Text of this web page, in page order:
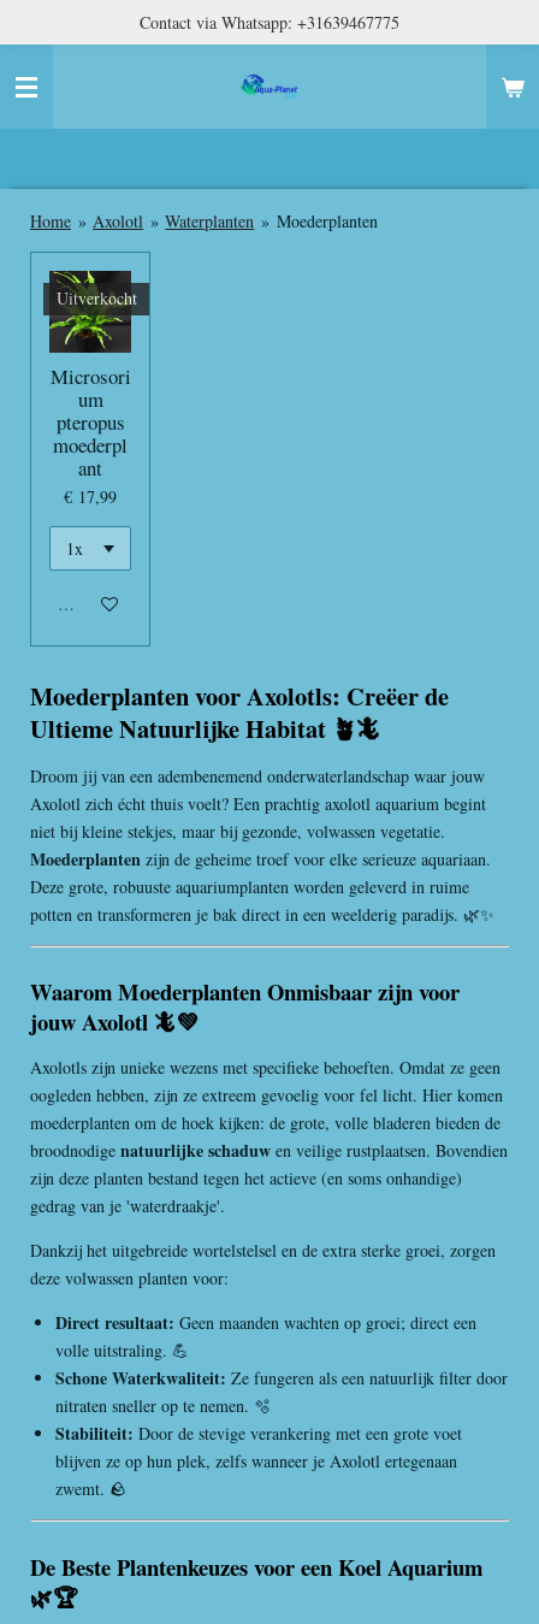
naar
hoofdinhoud
Contact via Whatsapp: +31639467775
Home » Axolotl » Waterplanten » Moederplanten
Uitverkocht
Microsori
um
pteropus
moederpl
ant
€ 17,99
Uitverkocht
Moederplanten voor Axolotls: Creëer de
Ultieme Natuurlijke Habitat 🪴🦎
Droom jij van een adembenemend onderwaterlandschap waar jouw
Axolotl zich écht thuis voelt? Een prachtig axolotl aquarium begint
niet bij kleine stekjes, maar bij gezonde, volwassen vegetatie.
Moederplanten zijn de geheime troef voor elke serieuze aquariaan.
Deze grote, robuuste aquariumplanten worden geleverd in ruime
potten en transformeren je bak direct in een weelderig paradijs. 🌿✨
Waarom Moederplanten Onmisbaar zijn voor
jouw Axolotl 🦎💚
Axolotls zijn unieke wezens met specifieke behoeften. Omdat ze geen
oogleden hebben, zijn ze extreem gevoelig voor fel licht. Hier komen
moederplanten om de hoek kijken: de grote, volle bladeren bieden de
broodnodige natuurlijke schaduw en veilige rustplaatsen. Bovendien
zijn deze planten bestand tegen het actieve (en soms onhandige)
gedrag van je 'waterdraakje'.
Dankzij het uitgebreide wortelstelsel en de extra sterke groei, zorgen
deze volwassen planten voor:
Direct resultaat: Geen maanden wachten op groei; direct een
volle uitstraling. 💪
Schone Waterkwaliteit: Ze fungeren als een natuurlijk filter door
nitraten sneller op te nemen. 🫧
Stabiliteit: Door de stevige verankering met een grote voet
blijven ze op hun plek, zelfs wanneer je Axolotl ertegenaan
zwemt. 🪨
De Beste Plantenkeuzes voor een Koel Aquarium
🌿🏆